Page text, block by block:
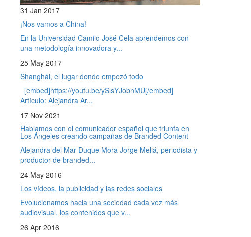
31 Jan 2017
¡Nos vamos a China!
En la Universidad Camilo José Cela aprendemos con
una metodología innovadora y...
25 May 2017
Shanghái, el lugar donde empezó todo
[embed]https://youtu.be/ySlsYJobnMU[/embed]
Artículo: Alejandra Ar...
17 Nov 2021
Hablamos con el comunicador español que triunfa en
Los Ángeles creando campañas de Branded Content
Alejandra del Mar Duque Mora Jorge Meliá, periodista y
productor de branded...
24 May 2016
Los vídeos, la publicidad y las redes sociales
Evolucionamos hacia una sociedad cada vez más
audiovisual, los contenidos que v...
26 Apr 2016